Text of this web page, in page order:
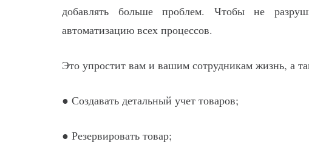
добавлять больше проблем. Чтобы не
автоматизацию всех процессов.
Это упростит вам и вашим сотрудникам жизнь, а
● Создавать детальный учет товаров;
● Резервировать товар;